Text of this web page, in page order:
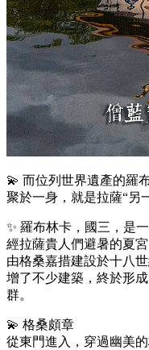
💫 而位列世界遺產的羅
聚於一身，就是拉薩“另
✨ 羅布林卡，國三，是
經拉薩貴人們避暑的夏
由格桑嘉措建設於十八
增了不少建築，終於形
群。
💫 格桑頗章
從東門進入，穿過幽美